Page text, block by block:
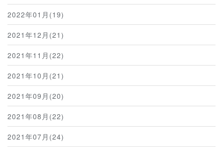
2022年01月(19)
2021年12月(21)
2021年11月(22)
2021年10月(21)
2021年09月(20)
2021年08月(22)
2021年07月(24)